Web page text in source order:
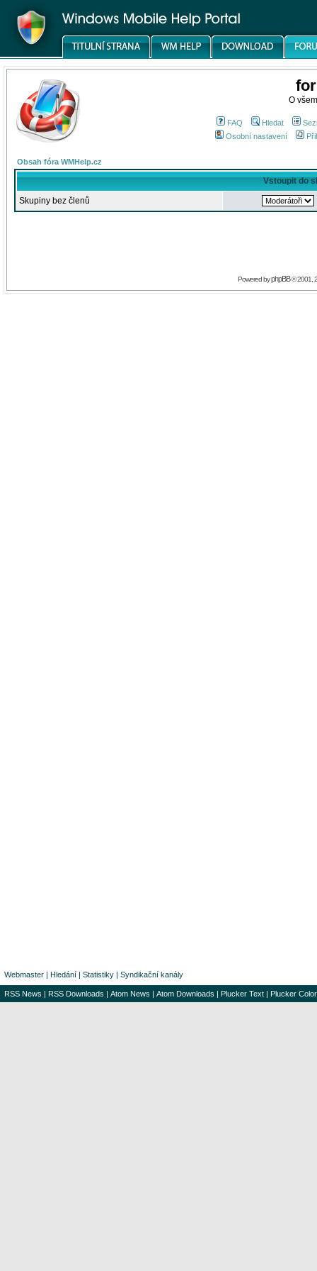
O
FAQ Hledat
Osobní nastavení
Obsah fóra WMHelp.cz
Vstoupit do
Skupiny bez členů
Powered byphpBB© 2001,
Webmaster | Hledání | Statistiky | Syndikační kanály
RSS News | RSS Downloads | Atom News | Atom Downloads | Plucker Text | Plucker Color